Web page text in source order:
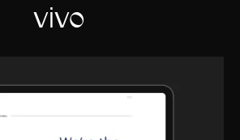
vivo